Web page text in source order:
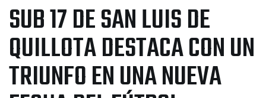
SUB 17 DE SAN LUIS DE
QUILLOTA DESTACA CON UN
TRIUNFO EN UNA NUEVA